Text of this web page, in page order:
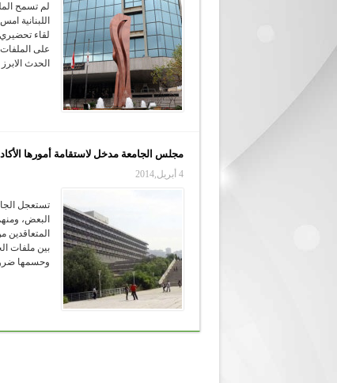
لم تسمح
اللبنانية
لقاء
الحدث
مجلس الجامعة مدخل لاستقامة أمورها
4 أبريل,2014
تستعجل
البعض،
بين ملفات
وحسمها